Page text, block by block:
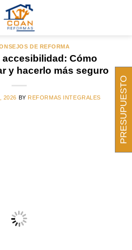
DE REFORMA
accesibilidad: Cómo
y hacerlo más seguro
2026 BY REFORMAS INTEGRALES PRESUPUESTO